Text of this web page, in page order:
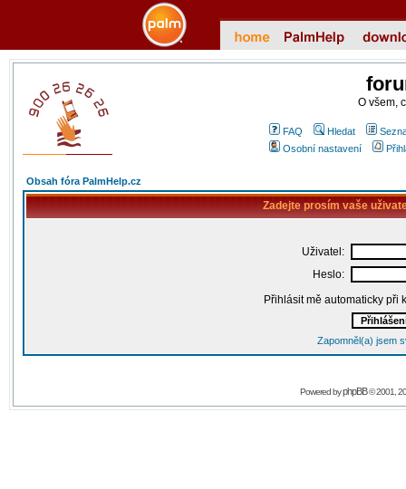
O všem,
FAQ Hledat
Osobní nastavení
Obsah fóra PalmHelp.cz
Zadejte prosím vaše
Uživatel:
Heslo:
Přihlásit mě automaticky při
Zapomněl(a) jsem
Powered byphpBB© 2001,